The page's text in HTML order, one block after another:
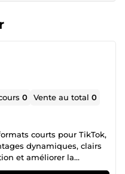
0 Vente au total0
courts pour TikTok,
dynamiques, clairs
et améliorer la